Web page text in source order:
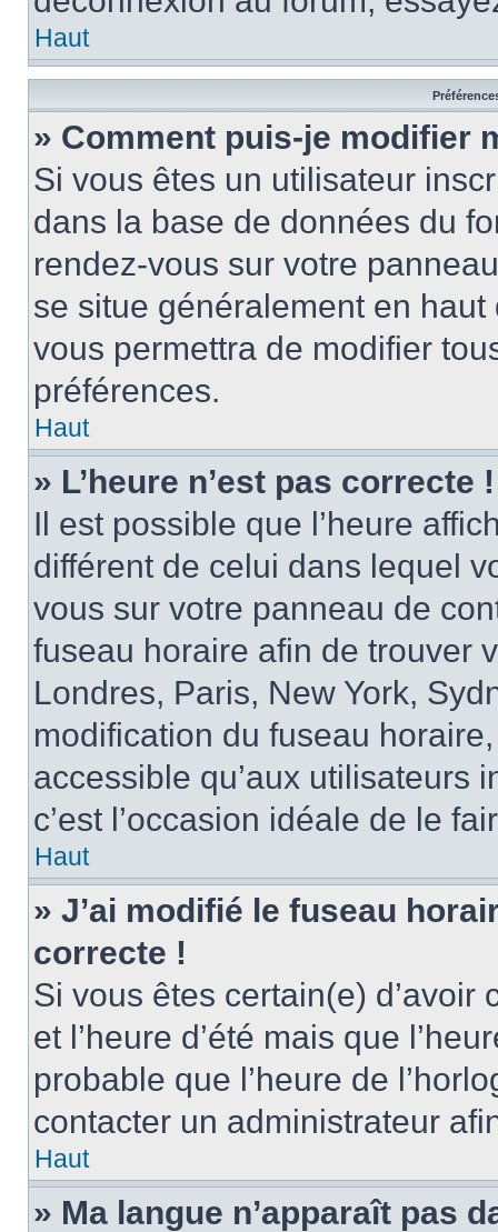
Haut
» Comment puis-je modifier
Si vous êtes un utilisateur
dans la base de données du
rendez-vous sur votre
se situe généralement en
vous permettra de modifier
préférences.
Haut
» L’heure n’est pas correcte !
Il est possible que l’heure
différent de celui dans lequel
vous sur votre panneau de
fuseau horaire afin de trouver
Londres, Paris, New York,
modification du fuseau
accessible qu’aux utilisateurs
c’est l’occasion idéale de le
Haut
» J’ai modifié le fuseau
correcte !
Si vous êtes certain(e)
et l’heure d’été mais que
probable que l’heure de
contacter un administrateur
Haut
» Ma langue n’apparaît pas